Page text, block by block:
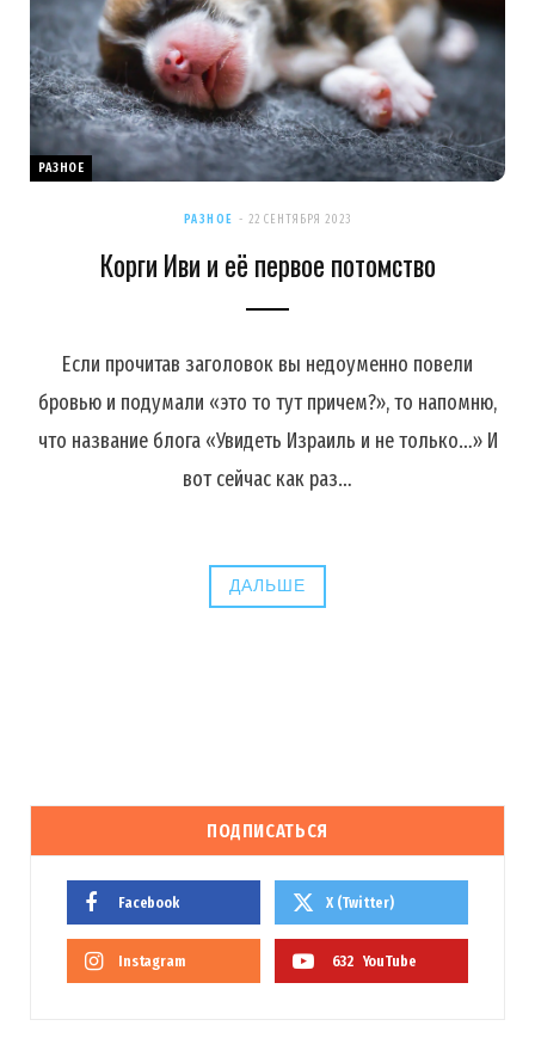
РАЗНОЕ
РАЗНОЕ 22 СЕНТЯБРЯ 2023
Корги Иви и её первое потомство
Если прочитав заголовок вы недоуменно повели
бровью и подумали «это то тут причем?», то напомню,
что название блога «Увидеть Израиль и не только…» И
вот сейчас как раз…
ДАЛЬШЕ
ПОДПИСАТЬСЯ
Facebook X (Twitter)
Instagram 632 YouTube